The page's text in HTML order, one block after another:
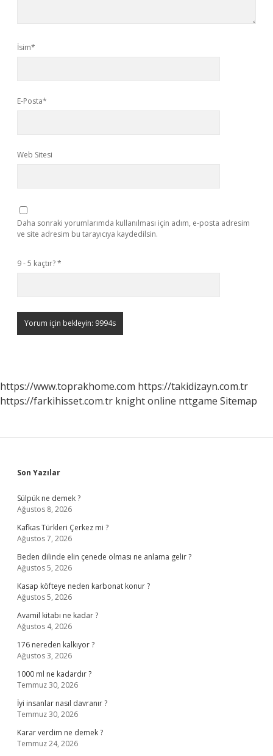
İsim*
E-Posta*
Web Sitesi
Daha sonraki yorumlarımda kullanılması için adım, e-posta adresim
ve site adresim bu tarayıcıya kaydedilsin.
9 - 5 kaçtır?*
https://www.toprakhome.com https://takidizayn.com.tr
https://farkihisset.com.tr knight online nttgame Sitemap
Sidebar
Son Yazılar
Sülpük ne demek ?
Ağustos 8, 2026
Kafkas Türkleri Çerkez mi ?
Ağustos 7, 2026
Beden dilinde elin çenede olması ne anlama gelir ?
Ağustos 5, 2026
Kasap köfteye neden karbonat konur ?
Ağustos 5, 2026
Avamil kitabı ne kadar ?
Ağustos 4, 2026
176 nereden kalkıyor ?
Ağustos 3, 2026
1000 ml ne kadardır ?
Temmuz 30, 2026
İyi insanlar nasıl davranır ?
Temmuz 30, 2026
Karar verdim ne demek ?
Temmuz 24, 2026